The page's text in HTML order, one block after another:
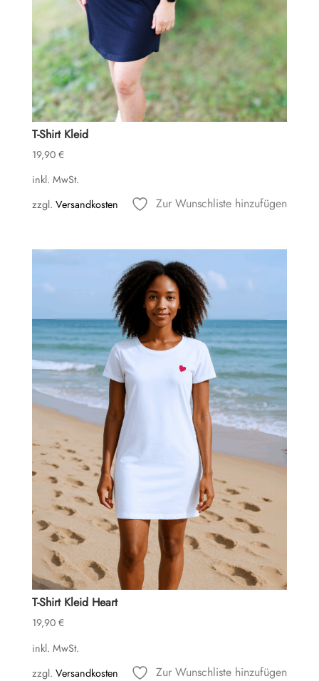
T-Shirt Kleid
19,90 €
inkl. MwSt.
zzgl. Versandkosten Zur Wunschliste hinzufügen
T-Shirt Kleid Heart
19,90 €
inkl. MwSt.
zzgl. Versandkosten Zur Wunschliste hinzufügen